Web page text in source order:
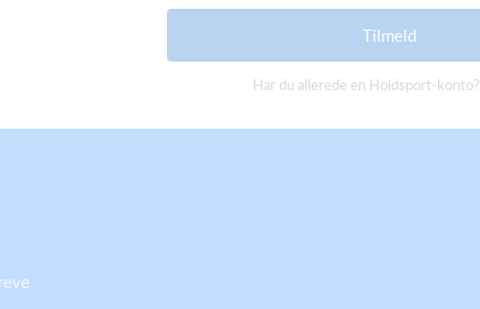
Tilmeld
Har du allerede en Holdsport-konto?